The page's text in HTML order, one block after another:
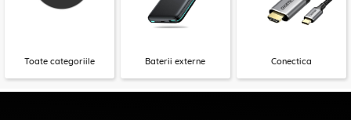
Toate categoriile Baterii externe Conectica